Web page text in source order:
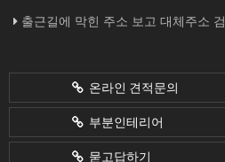
출근길에 막힌 주소 보고 대체주소
온라인 견적문의
부분인테리어
묻고답하기